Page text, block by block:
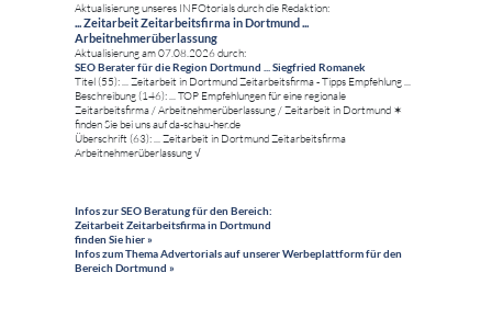
Aktualisierung unseres INFOtorials durch die Redaktion:
... Zeitarbeit Zeitarbeitsfirma in Dortmund ...
Arbeitnehmerüberlassung
Aktualisierung am 07.08.2026 durch:
SEO Berater für die Region Dortmund ... Siegfried Romanek
Titel (55): ... Zeitarbeit in Dortmund Zeitarbeitsfirma - Tipps Empfehlung ...
Beschreibung (146): ... TOP Empfehlungen für eine regionale
Zeitarbeitsfirma / Arbeitnehmerüberlassung / Zeitarbeit in Dortmund ✶
finden Sie bei uns auf da-schau-her.de
Überschrift (63): ... Zeitarbeit in Dortmund Zeitarbeitsfirma
Arbeitnehmerüberlassung √
Infos zur SEO Beratung für den Bereich:
Zeitarbeit Zeitarbeitsfirma in Dortmund
finden Sie hier »
Infos zum Thema Advertorials auf unserer Werbeplattform für den
Bereich Dortmund »